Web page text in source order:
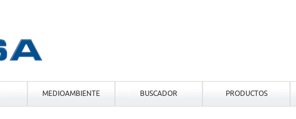
MEDIOAMBIENTE BUSCADOR PRODUCTOS